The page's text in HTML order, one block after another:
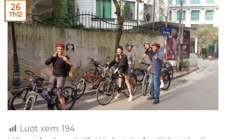
26
Th12
Lượt xem: 194